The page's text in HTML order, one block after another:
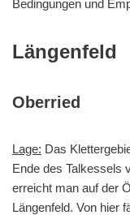
Bedingungen und
Längenfeld
Oberried
Lage: Das
Ende des Talkessels
erreicht man auf der
Längenfeld. Von hier